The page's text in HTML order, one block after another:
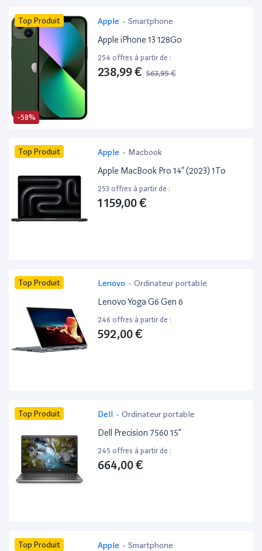
-58%
Top Produit Apple - Smartphone
Apple iPhone 13 128Go
254 offres à partir de :
238,99 € 563,95 €
Top Produit Apple - Macbook
Apple MacBook Pro 14” (2023) 1To
253 offres à partir de :
1 159,00 €
Top Produit Lenovo - Ordinateur portable
Lenovo Yoga G6 Gen 6
246 offres à partir de :
592,00 €
Top Produit Dell - Ordinateur portable
Dell Precision 7560 15”
245 offres à partir de :
664,00 €
Top Produit Apple - Smartphone